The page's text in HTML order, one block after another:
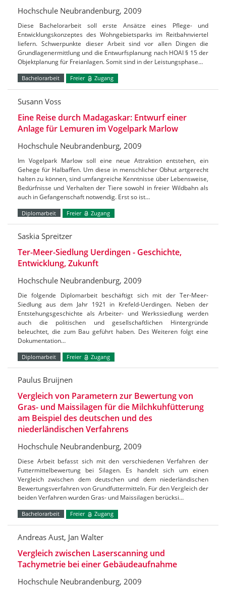
Hochschule Neubrandenburg, 2009
Diese Bachelorarbeit soll erste Ansätze eines Pflege- und
Entwicklungskonzeptes des Wohngebietsparks im Reitbahnviertel
liefern. Schwerpunkte dieser Arbeit sind vor allen Dingen die
Grundlagenermittlung und die Entwurfsplanung nach HOAI § 15 der
Objektplanung für Freianlagen. Somit sind in der Leistungsphase…
Bachelorarbeit Freier Zugang
Susann Voss
Eine Reise durch Madagaskar: Entwurf einer
Anlage für Lemuren im Vogelpark Marlow
Hochschule Neubrandenburg, 2009
Im Vogelpark Marlow soll eine neue Attraktion entstehen, ein
Gehege für Halbaffen. Um diese in menschlicher Obhut artgerecht
halten zu können, sind umfangreiche Kenntnisse über Lebensweise,
Bedürfnisse und Verhalten der Tiere sowohl in freier Wildbahn als
auch in Gefangenschaft notwendig. Erst so ist…
Diplomarbeit Freier Zugang
Saskia Spreitzer
Ter-Meer-Siedlung Uerdingen - Geschichte,
Entwicklung, Zukunft
Hochschule Neubrandenburg, 2009
Die folgende Diplomarbeit beschäftigt sich mit der Ter-Meer-
Siedlung aus dem Jahr 1921 in Krefeld-Uerdingen. Neben der
Entstehungsgeschichte als Arbeiter- und Werkssiedlung werden
auch die politischen und gesellschaftlichen Hintergründe
beleuchtet, die zum Bau geführt haben. Des Weiteren folgt eine
Dokumentation…
Diplomarbeit Freier Zugang
Paulus Bruijnen
Vergleich von Parametern zur Bewertung von
Gras- und Maissilagen für die Milchkuhfütterung
am Beispiel des deutschen und des
niederländischen Verfahrens
Hochschule Neubrandenburg, 2009
Diese Arbeit befasst sich mit den verschiedenen Verfahren der
Futtermittelbewertung bei Silagen. Es handelt sich um einen
Vergleich zwischen dem deutschen und dem niederländischen
Bewertungsverfahren von Grundfuttermitteln. Für den Vergleich der
beiden Verfahren wurden Gras- und Maissilagen berücksi…
Bachelorarbeit Freier Zugang
Andreas Aust, Jan Walter
Vergleich zwischen Laserscanning und
Tachymetrie bei einer Gebäudeaufnahme
Hochschule Neubrandenburg, 2009